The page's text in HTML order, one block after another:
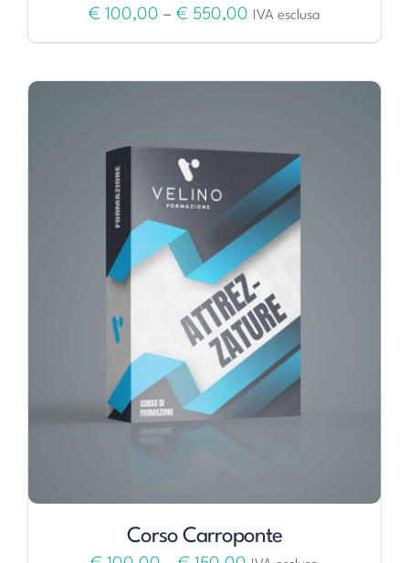
€ 100,00 – € 550,00 IVA esclusa
Corso Carroponte